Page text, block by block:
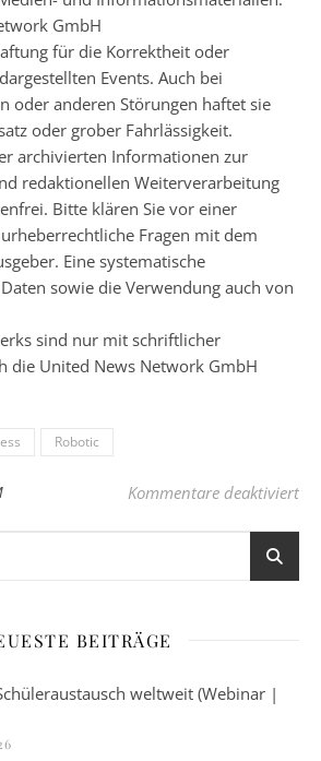
GmbH
für die Korrektheit oder
Events. Auch bei
oder anderen Störungen haftet sie
oder grober Fahrlässigkeit.
archivierten Informationen zur
redaktionellen Weiterverarbeitung
Bitte klären Sie vor einer
Fragen mit dem
Eine systematische
sowie die Verwendung auch von
sind nur mit schriftlicher
die United News Network GmbH
Robotic
Kommentare deaktiviertfür
BEITRÄGE
weltweit (Webinar |